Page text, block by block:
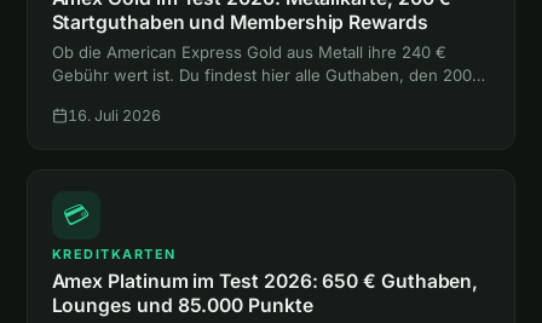
Startguthaben und Membership Rewards
Ob die American Express Gold aus Metall ihre 240 €
Gebühr wert ist. Du findest hier alle Guthaben, den 200-
Platinum und Payback Amex.
16. Juli 2026
💳
KREDITKARTEN
Amex Platinum im Test 2026: 650 € Guthaben,
Lounges und 85.000 Punkte